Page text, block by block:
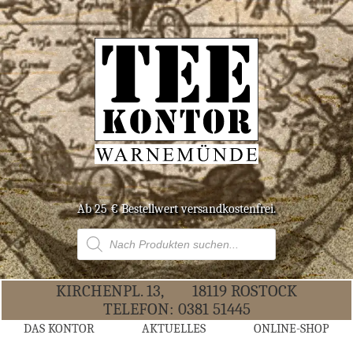
Ab 25 € Bestell­wert versandkostenfrei.
Products
search
KIR­CHEN­PL. 13,
18119 ROS­TOCK
TELE­FON: 0381 51445
DAS KON­TOR AKTU­EL­LES ONLINE-SHOP